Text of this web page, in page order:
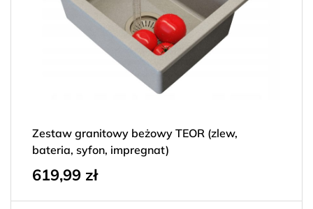
Zestaw granitowy beżowy TEOR (zlew,
bateria, syfon, impregnat)
619,99 zł